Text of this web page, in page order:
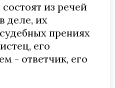
из речей
деле, их
прениях
его
- ответчик, его